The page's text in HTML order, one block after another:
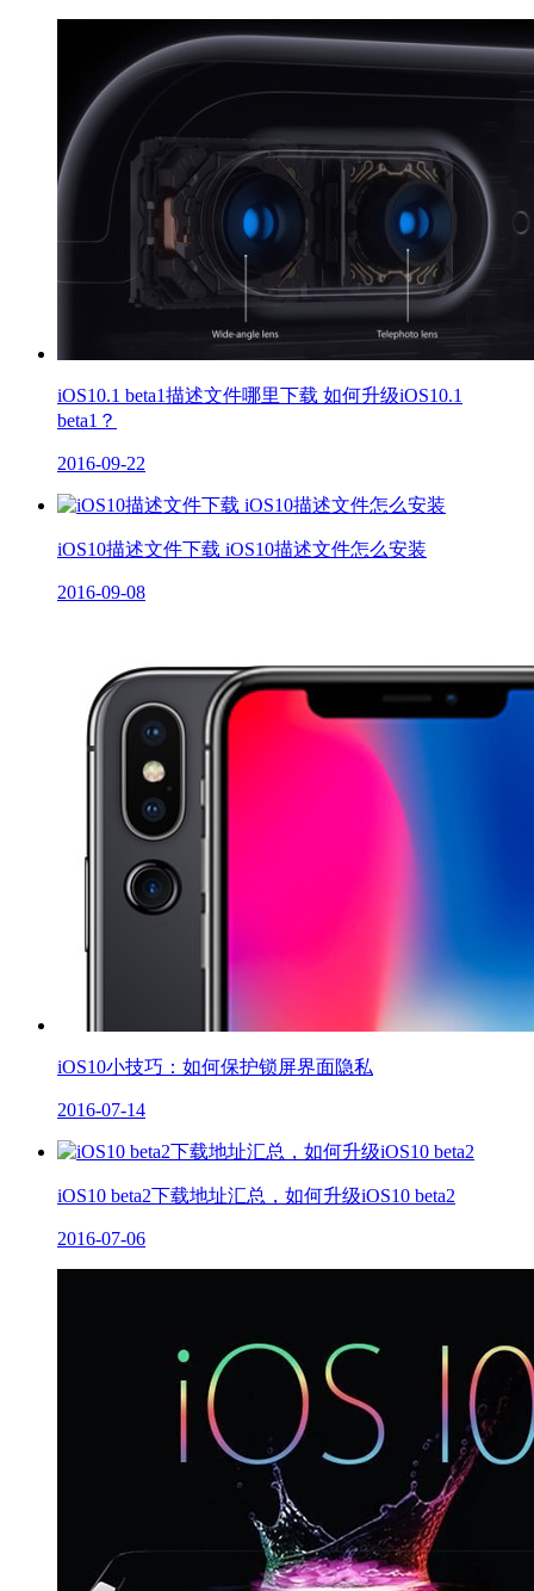
iOS10.1 beta1描述文件哪里下载 如何升级iOS10.1
beta1？
2016-09-22
iOS10描述文件下载 iOS10描述文件怎么安装
2016-09-08
iOS10小技巧：如何保护锁屏界面隐私
2016-07-14
iOS10 beta2下载地址汇总，如何升级iOS10 beta2
2016-07-06